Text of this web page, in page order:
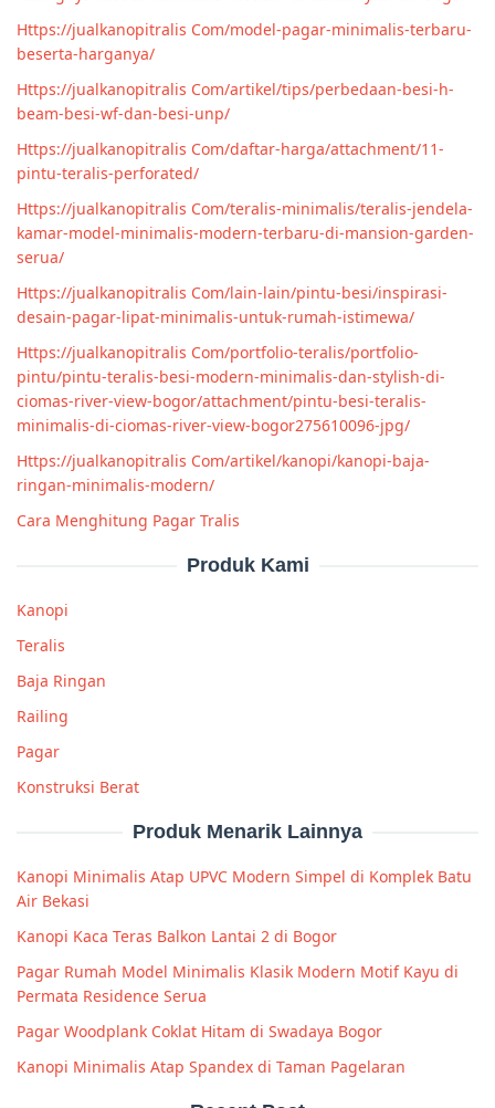
Https://jualkanopitralis Com/model-pagar-minimalis-terbaru-
beserta-harganya/
Https://jualkanopitralis Com/artikel/tips/perbedaan-besi-h-
beam-besi-wf-dan-besi-unp/
Https://jualkanopitralis Com/daftar-harga/attachment/11-
pintu-teralis-perforated/
Https://jualkanopitralis Com/teralis-minimalis/teralis-jendela-
kamar-model-minimalis-modern-terbaru-di-mansion-garden-
serua/
Https://jualkanopitralis Com/lain-lain/pintu-besi/inspirasi-
desain-pagar-lipat-minimalis-untuk-rumah-istimewa/
Https://jualkanopitralis Com/portfolio-teralis/portfolio-
pintu/pintu-teralis-besi-modern-minimalis-dan-stylish-di-
ciomas-river-view-bogor/attachment/pintu-besi-teralis-
minimalis-di-ciomas-river-view-bogor275610096-jpg/
Https://jualkanopitralis Com/artikel/kanopi/kanopi-baja-
ringan-minimalis-modern/
Cara Menghitung Pagar Tralis
Produk Kami
Kanopi
Teralis
Baja Ringan
Railing
Pagar
Konstruksi Berat
Produk Menarik Lainnya
Kanopi Minimalis Atap UPVC Modern Simpel di Komplek Batu
Air Bekasi
Kanopi Kaca Teras Balkon Lantai 2 di Bogor
Pagar Rumah Model Minimalis Klasik Modern Motif Kayu di
Permata Residence Serua
Pagar Woodplank Coklat Hitam di Swadaya Bogor
Kanopi Minimalis Atap Spandex di Taman Pagelaran